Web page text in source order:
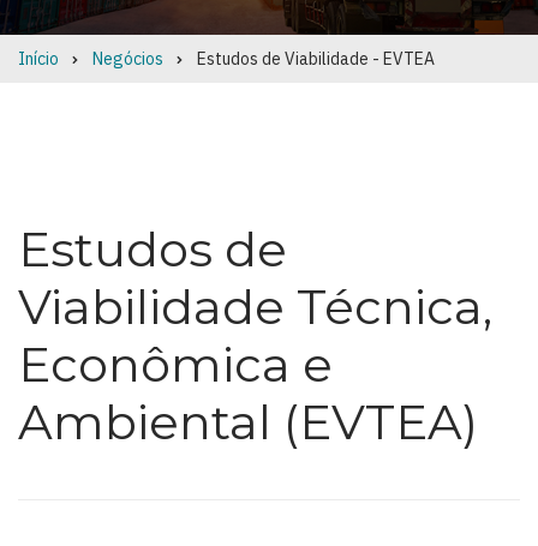
Breadcrumb
Início Negócios Estudos de Viabilidade - EVTEA
Estudos de
Viabilidade Técnica,
Econômica e
Ambiental (EVTEA)